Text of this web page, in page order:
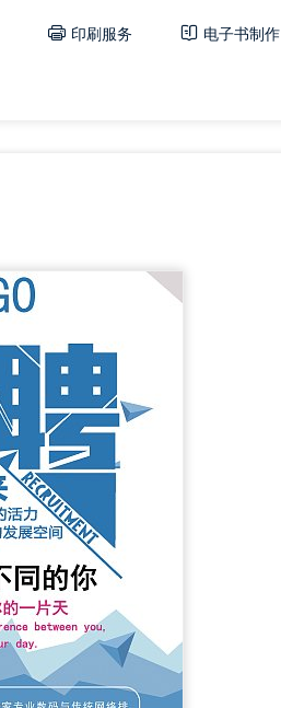
印刷服务 电子书制作